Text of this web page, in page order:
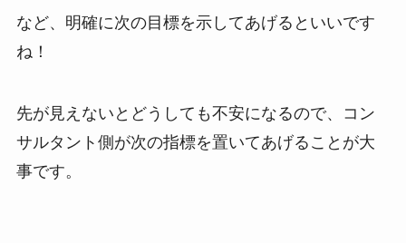
など、明確に次の目標を示してあげるといいです
ね！
先が見えないとどうしても不安になるので、コン
サルタント側が次の指標を置いてあげることが大
事です。